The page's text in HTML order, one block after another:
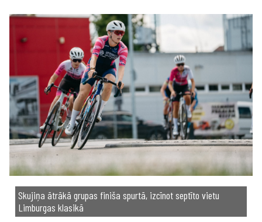
Skujiņa ātrākā grupas finiša spurtā, izcīnot septīto vietu
Limburgas klasikā